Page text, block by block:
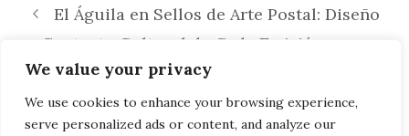
We value your privacy
We use cookies to enhance your browsing experience,
serve personalized ads or content, and analyze our
El Águila en Sellos de Arte Postal: Diseño
y Contexto Cultural de Cada Emisión
Desarrollo de un Portafolio Artístico con
Temática de Águilas: Guía Completa para
Artistas